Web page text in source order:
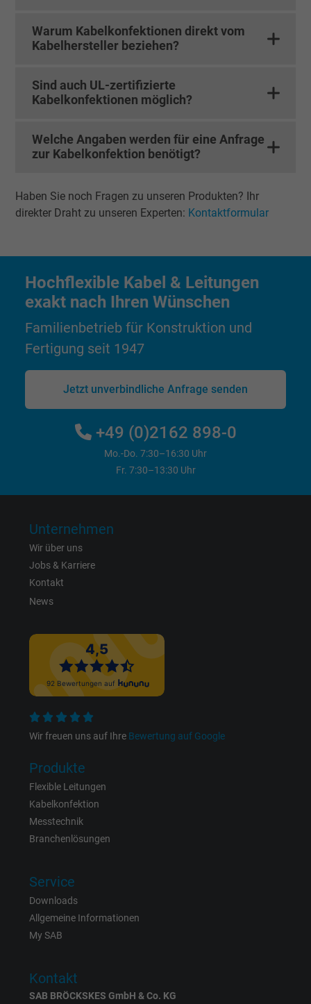
Zweck Dies ist ein Conversion Tracking-Service.
Name
Laufzeit Persistent
Zweck Dies ist ein Conversion Tracking-Service.
Laufzeit 6 Monate
Zweck
Registriert eine eindeutige ID, die das Gerät
eines wiederkehrenden Benutzers
Name _fbp, Facebook Pixel
Facebook Ireland Ltd.
1 Jahr
Name
Anbieter
Zweck
Cookie von Facebook für Website-Analyse,
Anzeigenausrichtung und
Name
Laufzeit 1 Jahr
Zweck
Name
Anbieter
Laufzeit
Zweck
Anzeigenausrichtung und
Warum Kabelkonfektionen direkt vom
Kabelhersteller beziehen?
Sind auch UL-zertifizierte
Kabelkonfektionen möglich?
Welche Angaben werden für eine Anfrage
zur Kabelkonfektion benötigt?
Haben Sie noch Fragen zu unseren Produkten? Ihr
direkter Draht zu unseren Experten: Kontaktformular
Hochflexible Kabel & Leitungen
exakt nach Ihren Wünschen
Familienbetrieb für Konstruktion und
Fertigung seit 1947
Jetzt unverbindliche Anfrage senden
+49 (0)2162 898-0
Mo.-Do. 7:30–16:30 Uhr
Fr. 7:30–13:30 Uhr
Unternehmen
Wir über uns
Jobs & Karriere
Kontakt
News
Wir freuen uns auf Ihre Bewertung auf Google
Produkte
Flexible Leitungen
Kabelkonfektion
Messtechnik
Branchenlösungen
Service
Downloads
Allgemeine Informationen
My SAB
Kontakt
SAB BRÖCKSKES GmbH & Co. KG